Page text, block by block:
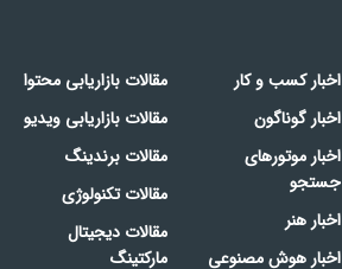
اخبار کسب و کار
اخبار گوناگون
اخبار موتورهای
جستجو
اخبار هنر
اخبار هوش مصنوعی
مقالات بازاریابی محتوا
مقالات بازاریابی ویدیو
مقالات برندینگ
مقالات تکنولوژی
مقالات دیجیتال
مارکتینگ